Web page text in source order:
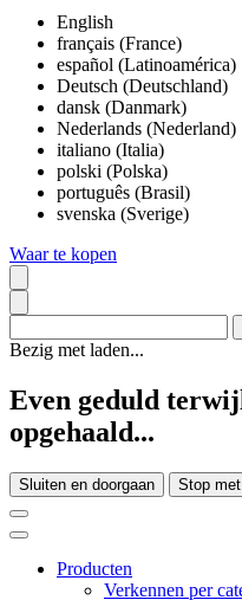
English
français (France)
español (Latinoamérica)
Deutsch (Deutschland)
dansk (Danmark)
Nederlands (Nederland)
italiano (Italia)
polski (Polska)
português (Brasil)
svenska (Sverige)
Waar te kopen
Bezig met laden...
Even geduld
opgehaald...
Sluiten en doorgaan Stop
Producten
Verkennen per